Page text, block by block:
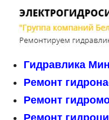
Гидравлика
Ремонт
Ремонт
Ремонт